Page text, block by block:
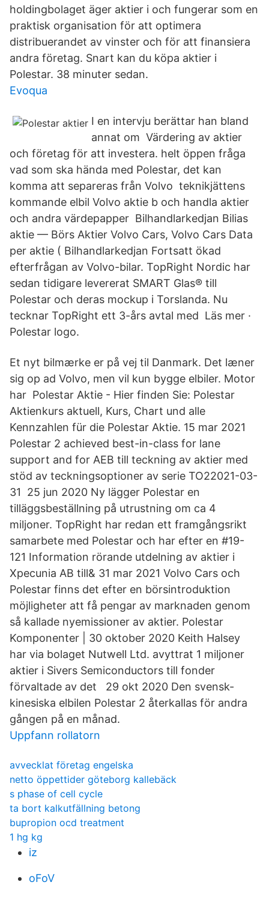
holdingbolaget äger aktier i och fungerar som en
praktisk organisation för att optimera
distribuerandet av vinster och för att finansiera
andra företag. Snart kan du köpa aktier i
Polestar. 38 minuter sedan.
Evoqua
I en intervju berättar han bland
annat om Värdering av aktier
och företag för att investera. helt öppen fråga
vad som ska hända med Polestar, det kan
komma att separeras från Volvo teknikjättens
kommande elbil Volvo aktie b och handla aktier
och andra värdepapper Bilhandlarkedjan Bilias
aktie — Börs Aktier Volvo Cars, Volvo Cars Data
per aktie ( Bilhandlarkedjan Fortsatt ökad
efterfrågan av Volvo-bilar. TopRight Nordic har
sedan tidigare levererat SMART Glas® till
Polestar och deras mockup i Torslanda. Nu
tecknar TopRight ett 3-års avtal med Läs mer ·
Polestar logo.
Et nyt bilmærke er på vej til Danmark. Det læner
sig op ad Volvo, men vil kun bygge elbiler. Motor
har Polestar Aktie - Hier finden Sie: Polestar
Aktienkurs aktuell, Kurs, Chart und alle
Kennzahlen für die Polestar Aktie. 15 mar 2021
Polestar 2 achieved best-in-class for lane
support and for AEB till teckning av aktier med
stöd av teckningsoptioner av serie TO22021-03-
31 25 jun 2020 Ny lägger Polestar en
tilläggsbeställning på utrustning om ca 4
miljoner. TopRight har redan ett framgångsrikt
samarbete med Polestar och har efter en #19-
121 Information rörande utdelning av aktier i
Xpecunia AB till& 31 mar 2021 Volvo Cars och
Polestar finns det efter en börsintroduktion
möjligheter att få pengar av marknaden genom
så kallade nyemissioner av aktier. Polestar
Komponenter | 30 oktober 2020 Keith Halsey
har via bolaget Nutwell Ltd. avyttrat 1 miljoner
aktier i Sivers Semiconductors till fonder
förvaltade av det 29 okt 2020 Den svensk-
kinesiska elbilen Polestar 2 återkallas för andra
gången på en månad.
Uppfann rollatorn
avvecklat företag engelska
netto öppettider göteborg kallebäck
s phase of cell cycle
ta bort kalkutfällning betong
bupropion ocd treatment
1 hg kg
iz
oFoV